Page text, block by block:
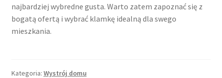
najbardziej wybredne gusta. Warto zatem zapoznać się z
bogatą ofertą i wybrać klamkę idealną dla swego
mieszkania.
Kategoria: Wystrój domu